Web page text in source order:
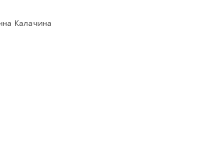
Калачина